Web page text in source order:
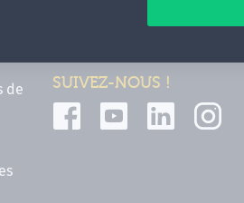
de
SUIVEZ-NOUS !